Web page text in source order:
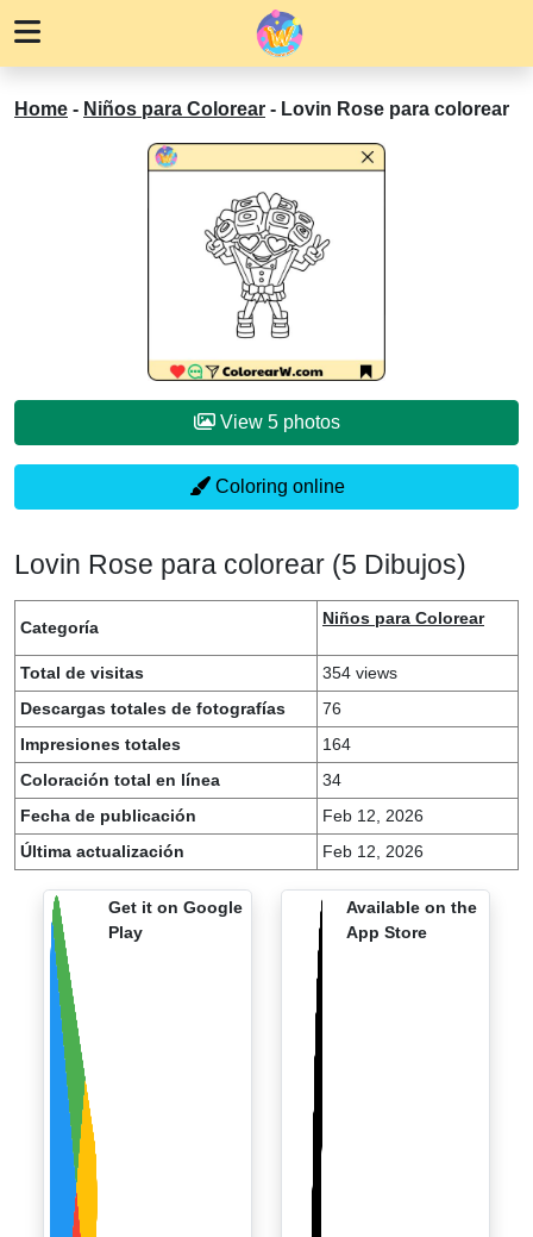
Home - Niños para Colorear - Lovin Rose para colorear
View 5 photos
Coloring online
Lovin Rose para colorear (5 Dibujos)
Categoría Niños para Colorear
Total de visitas
354 views
Descargas totales de fotografías
76
Impresiones totales
164
Coloración total en línea
34
Fecha de publicación
Feb 12, 2026
Última actualización
Feb 12, 2026
Get it on Google
Play
Available on the
App Store